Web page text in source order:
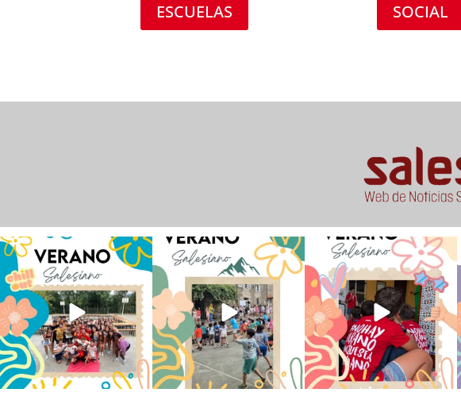
ESCUELAS SOCIAL
Los alumnos de 6º de Primaria, 1º
y 2º de la ESO...
145 2
La diversión y la alegría también
se han sentido
95 0
No hay verano sin que sea
Salesiano ❤️💫 en Luz 4...
194 0